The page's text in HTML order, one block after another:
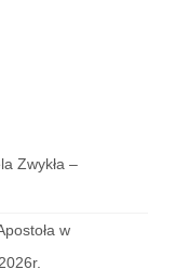
Zwykła –
w